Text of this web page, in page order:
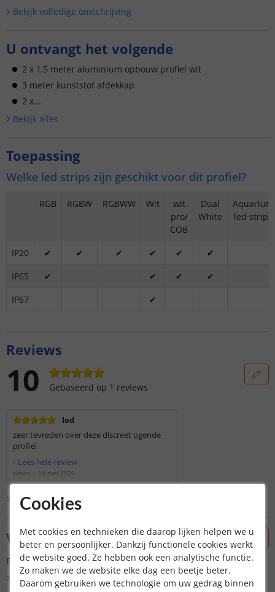
Bekijk volledige omschrijving
U ontvangt het volgende
2 x 1,5 meter aluminium opbouw profiel wit
3 meter kunststof afdekkap
2 x...
Bekijk alles
Toepassing
Welke led strips zijn geschikt voor dit profiel?
RGB RGBW RGBWW Wit
wit
pro/
COB
Dual
White
Aquarium
led strips
IP20 ✔ ✔ ✔ ✔ ✔
✔
IP65
✔ ✔ ✔
✔
IP67
✔
Reviews
10 Gebaseerd op 1 reviews
led
zeer tevreden over deze discreet ogende
profiel
Lees hele review
simon | 10 mei 2026
Bekijk alle 1 reviews
Vraag & antwoord
Er is nog geen vraag gesteld over dit product.
Bekijk alle
Vraag & antwoord
Cookies
Met cookies en technieken die daarop lijken helpen we u
beter en persoonlijker. Dankzij functionele cookies werkt
de website goed. Ze hebben ook een analytische functie.
Zo maken we de website elke dag een beetje beter.
Daarom gebruiken we technologie om uw gedrag binnen